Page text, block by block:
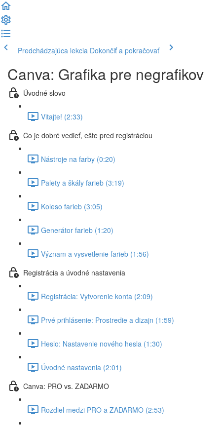
Predchádzajúca lekcia Dokončiť a pokračovať
Canva: Grafika pre negrafikov
Úvodné slovo
Vitajte! (2:33)
Čo je dobré vedieť, ešte pred registráciou
Nástroje na farby (0:20)
Palety a škály farieb (3:19)
Koleso farieb (3:05)
Generátor farieb (1:20)
Význam a vysvetlenie farieb (1:56)
Registrácia a úvodné nastavenia
Registrácia: Vytvorenie konta (2:09)
Prvé prihlásenie: Prostredie a dizajn (1:59)
Heslo: Nastavenie nového hesla (1:30)
Úvodné nastavenia (2:01)
Canva: PRO vs. ZADARMO
Rozdiel medzi PRO a ZADARMO (2:53)